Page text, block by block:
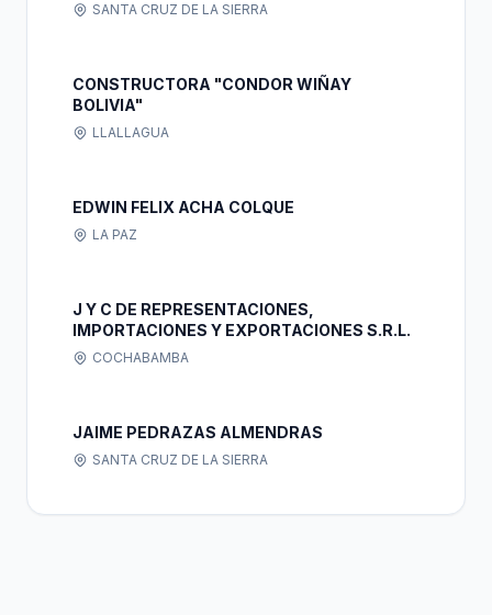
SANTA CRUZ DE LA SIERRA
CONSTRUCTORA "CONDOR WIÑAY
BOLIVIA"
LLALLAGUA
EDWIN FELIX ACHA COLQUE
LA PAZ
J Y C DE REPRESENTACIONES,
IMPORTACIONES Y EXPORTACIONES S.R.L.
COCHABAMBA
JAIME PEDRAZAS ALMENDRAS
SANTA CRUZ DE LA SIERRA